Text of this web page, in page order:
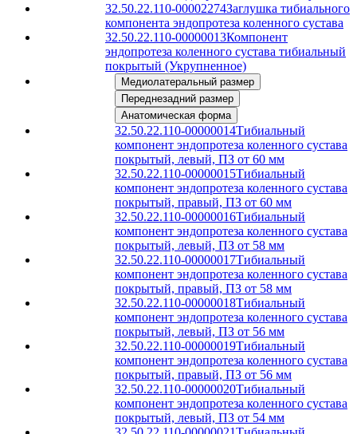
32.50.22.110-00002274Заглушка тибиального
компонента эндопротеза коленного сустава
32.50.22.110-00000013Компонент
эндопротеза коленного сустава тибиальный
покрытый (Укрупненное)
Медиолатеральный размер
Переднезадний размер
Анатомическая форма
32.50.22.110-00000014Тибиальный
компонент эндопротеза коленного сустава
покрытый, левый, ПЗ от 60 мм
32.50.22.110-00000015Тибиальный
компонент эндопротеза коленного сустава
покрытый, правый, ПЗ от 60 мм
32.50.22.110-00000016Тибиальный
компонент эндопротеза коленного сустава
покрытый, левый, ПЗ от 58 мм
32.50.22.110-00000017Тибиальный
компонент эндопротеза коленного сустава
покрытый, правый, ПЗ от 58 мм
32.50.22.110-00000018Тибиальный
компонент эндопротеза коленного сустава
покрытый, левый, ПЗ от 56 мм
32.50.22.110-00000019Тибиальный
компонент эндопротеза коленного сустава
покрытый, правый, ПЗ от 56 мм
32.50.22.110-00000020Тибиальный
компонент эндопротеза коленного сустава
покрытый, левый, ПЗ от 54 мм